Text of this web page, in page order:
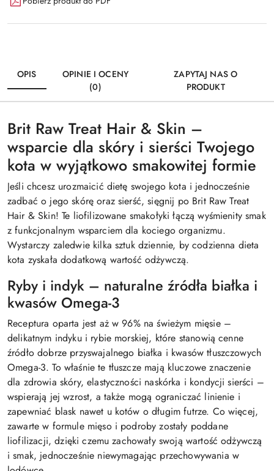
OPIS
OPINIE I OCENY
(0)
ZAPYTAJ NAS O
PRODUKT
Brit Raw Treat Hair & Skin –
wsparcie dla skóry i sierści Twojego
kota w wyjątkowo smakowitej formie
Jeśli chcesz urozmaicić dietę swojego kota i jednocześnie
zadbać o jego skórę oraz sierść, sięgnij po Brit Raw Treat
Hair & Skin! Te liofilizowane smakołyki łączą wyśmienity smak
z funkcjonalnym wsparciem dla kociego organizmu.
Wystarczy zaledwie kilka sztuk dziennie, by codzienna dieta
kota zyskała dodatkową wartość odżywczą.
Ryby i indyk – naturalne źródła białka i
kwasów Omega-3
Receptura oparta jest aż w 96% na świeżym mięsie –
delikatnym indyku i rybie morskiej, które stanowią cenne
źródło dobrze przyswajalnego białka i kwasów tłuszczowych
Omega-3. To właśnie te tłuszcze mają kluczowe znaczenie
dla zdrowia skóry, elastyczności naskórka i kondycji sierści –
wspierają jej wzrost, a także mogą ograniczać linienie i
zapewniać blask nawet u kotów o długim futrze. Co więcej,
zawarte w formule mięso i podroby zostały poddane
liofilizacji, dzięki czemu zachowały swoją wartość odżywczą
i smak, jednocześnie niewymagając przechowywania w